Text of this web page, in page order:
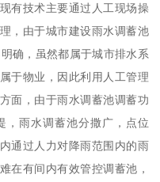
有技术主要通过人工现场操
，由于城市建设雨水调蓄池
确，虽然都属于城市排水系
于物业，因此利用人工管理
面，由于雨水调蓄池调蓄功
，雨水调蓄池分撒广，点位
通过人力对降雨范围内的雨
在有间内有效管控调蓄池，